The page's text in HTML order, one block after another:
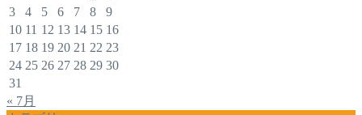
3
4 5 6 7 8
9
10 11 12 13 14 15 16
17 18 19 20 21 22 23
24 25 26 27 28 29 30
31
« 7月